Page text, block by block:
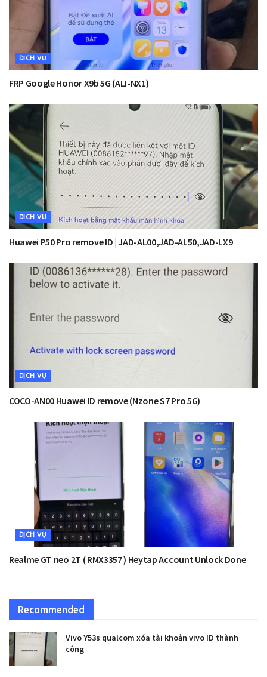
DỊCH VỤ
FRP Google Honor X9b 5G (ALI-NX1)
DỊCH VỤ
Huawei P50 Pro remove ID | JAD-AL00,JAD-AL50,JAD-LX9
DỊCH VỤ
COCO-AN00 Huawei ID remove (Nzone S7 Pro 5G)
DỊCH VỤ
Realme GT neo 2T ( RMX3357 ) Heytap Account Unlock Done
Recommended
Vivo Y53s qualcom xóa tài khoản vivo ID thành
công